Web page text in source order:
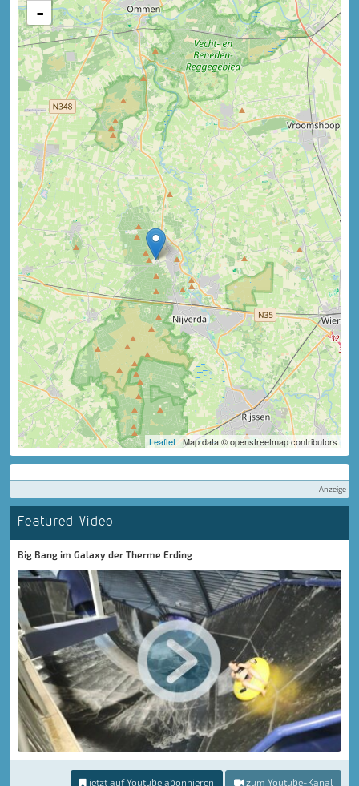
-
Leaflet | Map data © openstreetmap contributors
Anzeige
Featured Video
Big Bang im Galaxy der Therme Erding
jetzt auf Youtube abonnieren zum Youtube-Kanal